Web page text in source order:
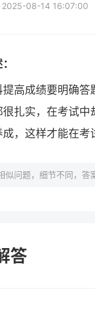
2025-08-14 16:07:00
提高成绩要明确
很扎实，在考试
，这样才能在考
似问题，细节不同，答
答